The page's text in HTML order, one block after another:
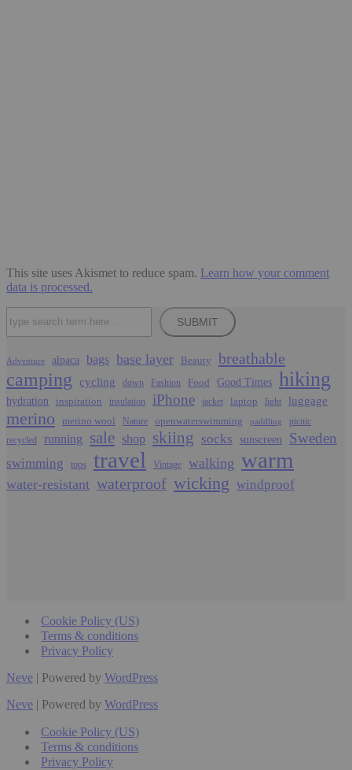
This site uses Akismet to reduce spam. Learn how your comment
data is processed.
SUBMIT
Adventure alpaca bags base layer Beauty breathable
camping cycling down Fashion Food Good Times hiking
hydration inspiration insulation iPhone jacket laptop light luggage
merino merino wool Nature openwaterswimming paddling
picnic
recycled
running sale shop skiing socks sunscreen Sweden
swimming tops travel Vintage walking warm
water-resistant waterproof wicking windproof
Cookie Policy (US)
Terms & conditions
Privacy Policy
Neve | Powered by WordPress
Neve | Powered by WordPress
Cookie Policy (US)
Terms & conditions
Privacy Policy